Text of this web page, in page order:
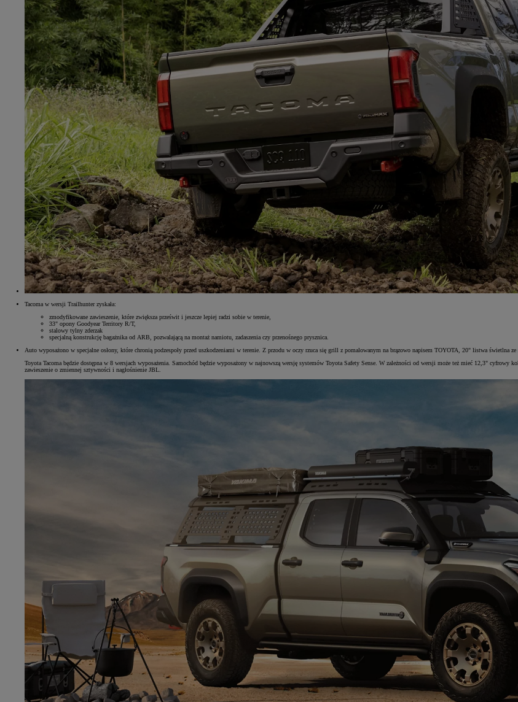
Tacoma w wersji Trailhunter zyskała:
zmodyfikowane zawieszenie, które zwiększa prześwit i jeszcze lepiej radzi sobie w terenie,
33" opony Goodyear Territory R/T,
stalowy tylny zderzak
specjalną konstrukcję bagażnika od ARB, pozwalającą na montaż namiotu, zadaszenia czy przenośnego prysznica.
Auto wyposażono w specjalne osłony, które chronią podzespoły przed uszkodzeniami w terenie. Z przodu w oczy rzuca się grill z pomalowanym na brązowo napisem TOYOTA, 20" listwa świetlna
Toyota Tacoma będzie dostępna w 8 wersjach wyposażenia. Samochód będzie wyposażony w najnowszą wersję systemów Toyota Safety Sense. W zależności od wersji może też mieć 12,3"
zawieszenie o zmiennej sztywności i nagłośnienie JBL.